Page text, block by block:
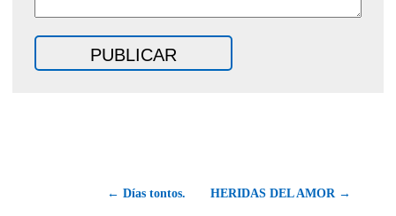
← Días tontos. HERIDAS DEL AMOR →